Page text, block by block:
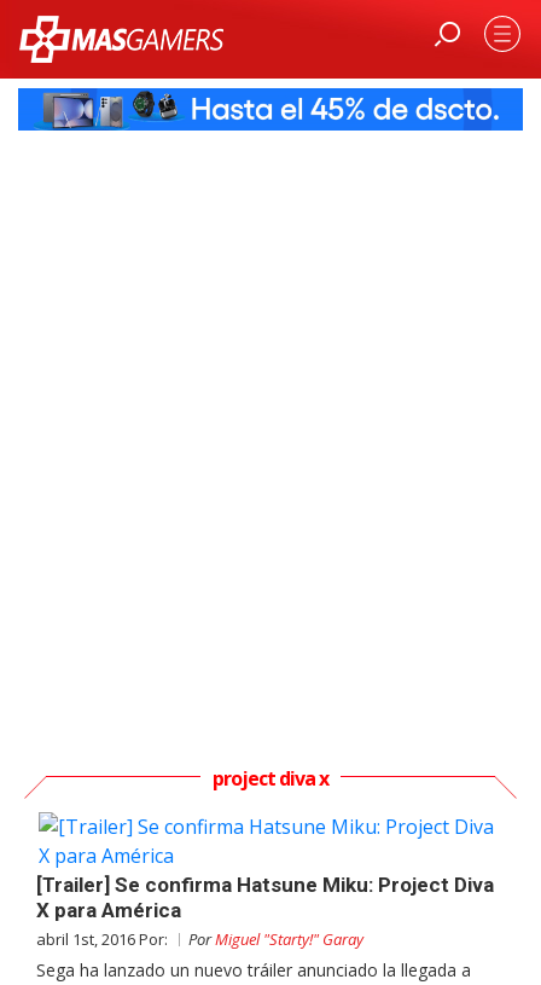
project diva x
[Trailer] Se confirma Hatsune Miku: Project Diva
X para América
abril 1st, 2016 Por: PorMiguel "Starty!" Garay
Sega ha lanzado un nuevo tráiler anunciado la llegada a